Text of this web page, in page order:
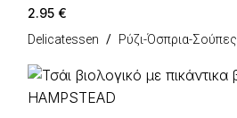
2.95 €
Delicatessen Ρύζι-Όσπρια-Σούπες